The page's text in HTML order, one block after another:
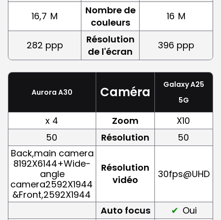
16,7 M
Nombre de
couleurs
16 M
282 ppp
Résolution
de l'écran
396 ppp
Aurora A30 Caméra
Galaxy A25
5G
x 4 Zoom
X10
50
Résolution
50
Back,main camera
8192X6144+Wide-
angle
camera2592X1944
&Front,2592X1944
Résolution
vidéo
30fps@UHD
Auto focus
Oui